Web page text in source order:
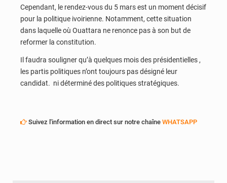
Cependant, le rendez-vous du 5 mars est un moment décisif
pour la politique ivoirienne. Notamment, cette situation
dans laquelle où Ouattara ne renonce pas à son but de
reformer la constitution.
Il faudra souligner qu’à quelques mois des présidentielles ,
les partis politiques n’ont toujours pas désigné leur
candidat. ni déterminé des politiques stratégiques.
Suivez l'information en direct sur notre chaîne WHATSAPP